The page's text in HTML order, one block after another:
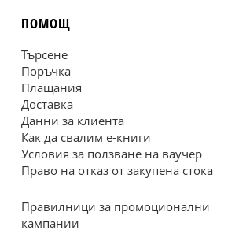
ПОМОЩ
Търсене
Поръчка
Плащания
Доставка
Данни за клиента
Как да свалим е-книги
Условия за ползване на ваучер
Право на отказ от закупена стока
Правилници за промоционални
кампании